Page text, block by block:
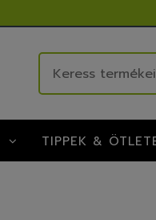
TIPPEK &